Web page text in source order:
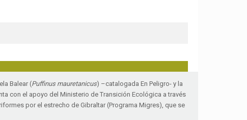
Balear (Puffinus mauretanicus) –catalogada En Peligro- y la
con el apoyo del Ministerio de Transición Ecológica a través
por el estrecho de Gibraltar (Programa Migres), que se